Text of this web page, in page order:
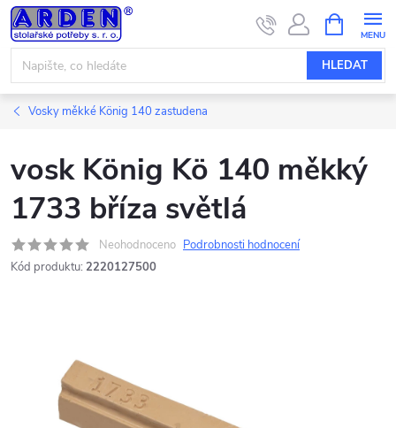
Přejít
na
obsah
HLEDAT
NÁKUPNÍ
KOŠÍK
Vosky měkké König 140 zastudena
vosk König Kö 140 měkký
1733 bříza světlá
Neohodnoceno Podrobnosti hodnocení
Kód produktu: 2220127500